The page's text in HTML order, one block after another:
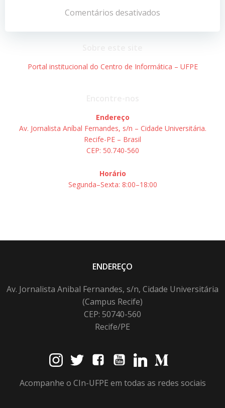
Post
de
Post
Comentários desativados
Portal institucional do Centro de Informática – UFPE
Endereço
Av. Jornalista Aníbal Fernandes, s/n – Cidade Universitária.
Recife-PE – Brasil
CEP: 50.740-560
Horário
Segunda–Sexta: 8:00–18:00
ENDEREÇO
Av. Jornalista Anibal Fernandes, s/n, Cidade Universitária
(Campus Recife)
CEP: 50740-560
Recife/PE
Acompanhe o CIn-UFPE em todas as redes sociais